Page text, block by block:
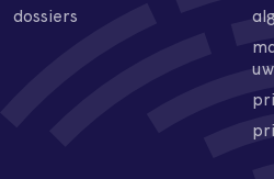
dossiers